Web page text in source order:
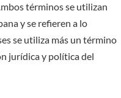
términos se utilizan
y se refieren a lo
se utiliza más un término
jurídica y política del